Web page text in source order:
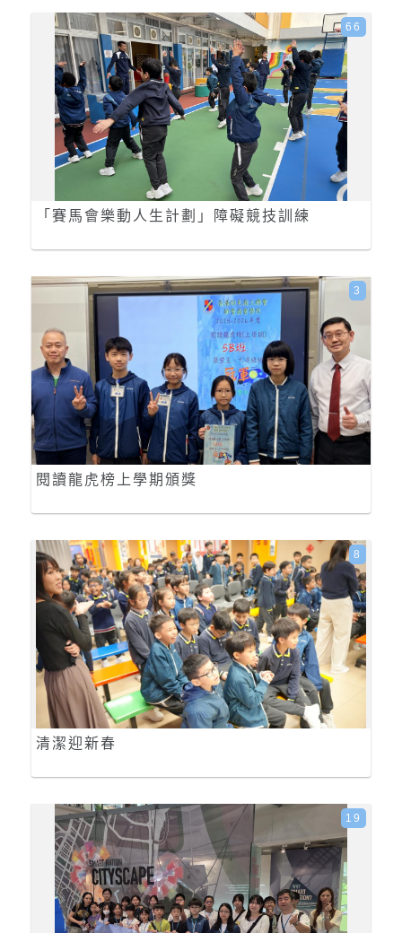
「賽馬會樂動人生計劃」障礙競技訓練
66
閱讀龍虎榜上學期頒獎
3
清潔迎新春
8
19